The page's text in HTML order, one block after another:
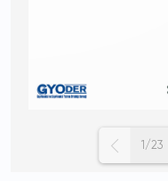
1/23